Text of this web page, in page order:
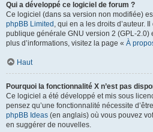
Qui a développé ce logiciel de forum ?
Ce logiciel (dans sa version non modifiée)
phpBB Limited , qui en a les droits d’auteur.
publique générale GNU version 2 (GPL-2.0)
plus d’informations, visitez la page « À
Haut
Pourquoi la fonctionnalité X n’est pas
Ce logiciel a été développé et mis sous
pensez qu’une fonctionnalité nécessite
phpBB Ideas (en anglais) où vous pouvez
en suggérer de nouvelles.